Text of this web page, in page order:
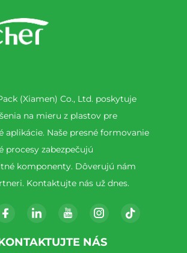
(Xiamen) Co., Ltd. poskytuje
na mieru z plastov pre
aplikácie. Naše presné formovanie
procesy zabezpečujú
komponenty. Dôverujú nám
Kontaktujte nás už dnes.
NÁS